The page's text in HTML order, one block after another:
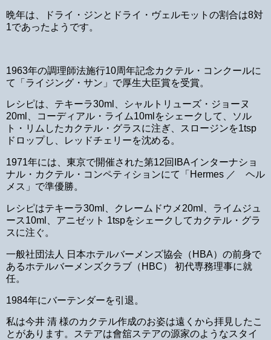
晩年は、ドライ・ジンとドライ・ヴェルモットの割合は8対
1であったようです。
1963年の調理師法施行10周年記念カクテル・コンクールに
て「ライジング・サン」で厚生大臣賞を受賞。
レシピは、テキーラ30ml、シャルトリューズ・ジョーヌ
20ml、コーディアル・ライム10mlをシェークして、ソル
ト・リムしたカクテル・グラスに注ぎ、スロージンを1tsp
ドロップし、レッドチェリーを沈める。
1971年には、東京で開催された第12回IBAインターナショ
ナル・カクテル・コンペティションにて「Hermes ／ ヘル
メス」で準優勝。
レシピはテキーラ30ml、クレームドウメ20ml、ライムジュ
ース10ml、アニゼット 1tspをシェークしてカクテル・グラ
スに注ぐ。
一般社団法人 日本ホテルバーメンズ協会（HBA）の前身で
あるホテルバーメンズクラブ（HBC） 初代専務理事に就
任。
1984年にバーテンダーを引退。
私は今井 清 様のカクテル作成のお姿は遠くから拝見したこ
とがあります。ステアは會舘ステアの源家のようなスタイ